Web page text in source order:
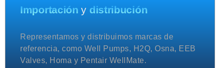
Importación y distribución
Representamos y distribuimos marcas de
referencia, como Well Pumps, H2Q, Osna, EEB
Valves, Homa y Pentair WellMate.